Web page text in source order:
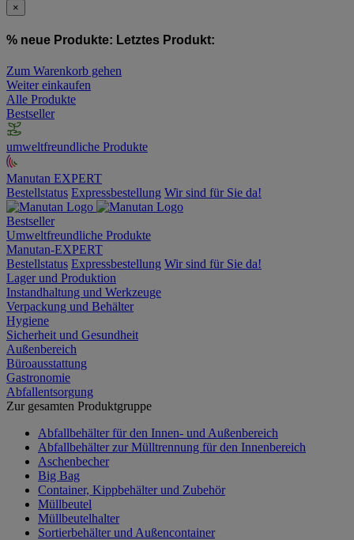
×
% neue Produkte: Letztes Produkt:
Zum Warenkorb gehen
Weiter einkaufen
Alle Produkte
Bestseller
umweltfreundliche Produkte
Manutan EXPERT
Bestellstatus Expressbestellung Wir sind für Sie da!
Bestseller
Umweltfreundliche Produkte
Manutan-EXPERT
Bestellstatus Expressbestellung Wir sind für Sie da!
Lager und Produktion
Instandhaltung und Werkzeuge
Verpackung und Behälter
Hygiene
Sicherheit und Gesundheit
Außenbereich
Büroausstattung
Gastronomie
Abfallentsorgung
Zur gesamten Produktgruppe
Abfallbehälter für den Innen- und Außenbereich
Abfallbehälter zur Mülltrennung für den Innenbereich
Aschenbecher
Big Bag
Container, Kippbehälter und Zubehör
Müllbeutel
Müllbeutelhalter
Sortierbehälter und Außencontainer